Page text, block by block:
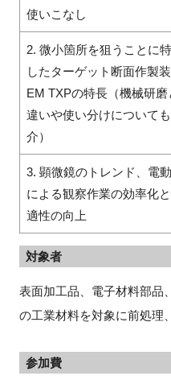
使いこなし
2. 微小箇所を狙うことに
したターゲット断面作製
EM TXPの特長（機械研磨
違いや使い分けについて
介）
3. 顕微鏡のトレンド、電
による観察作業の効率化
適性の向上
対象者
表面加工品、電子材料部品
の工業材料を対象に前処理
参加費